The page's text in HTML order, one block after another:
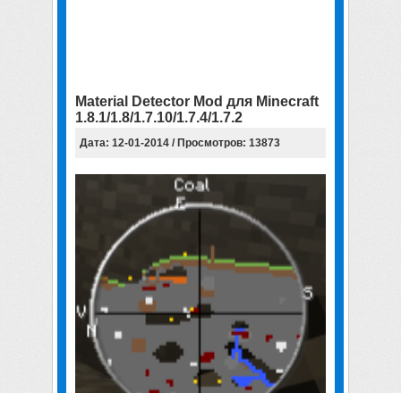
Material Detector Mod для Minecraft
1.8.1/1.8/1.7.10/1.7.4/1.7.2
Дата: 12-01-2014 / Просмотров: 13873